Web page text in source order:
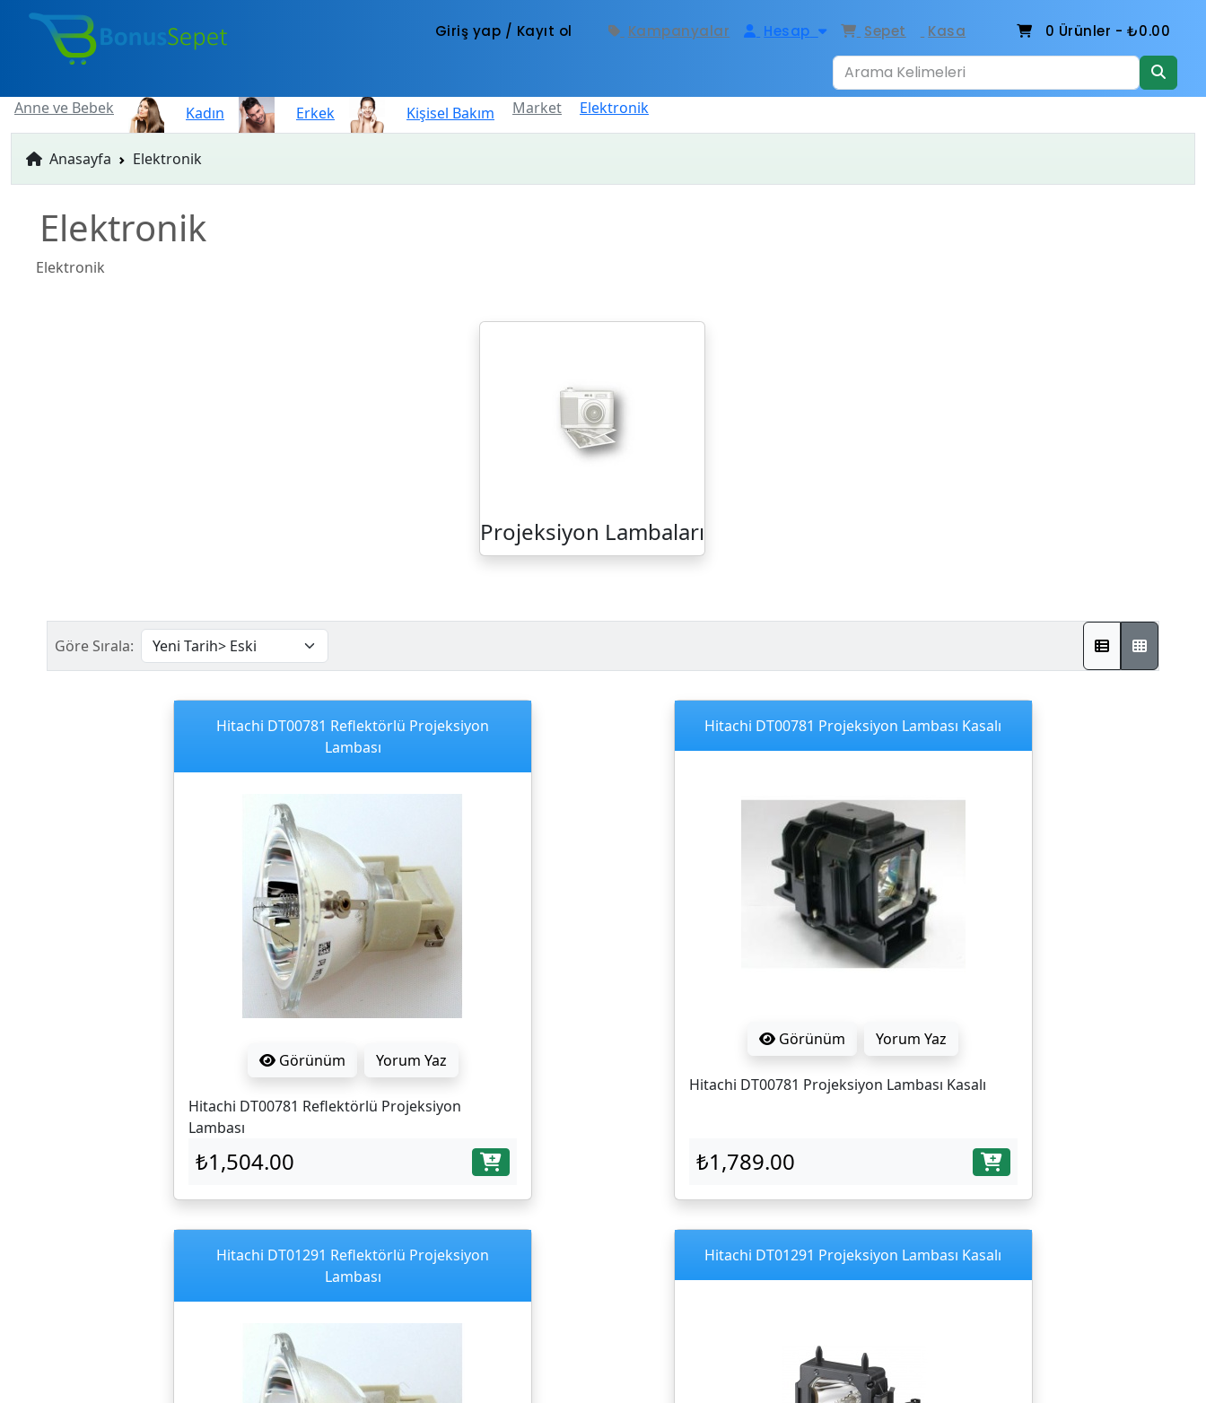
Giriş yap / Kayıt ol Kampanyalar Hesap Sepet Kasa 0 Ürünler - ₺0.00
Anne ve Bebek Kadın Erkek Kişisel Bakım Market Elektronik
Anasayfa Elektronik
Elektronik
Elektronik
Projeksiyon Lambaları
Göre Sırala:
Hitachi DT00781 Reflektörlü Projeksiyon
Lambası
Görünüm Yorum Yaz
Hitachi DT00781 Reflektörlü Projeksiyon
Lambası
₺1,504.00
Hitachi DT00781 Projeksiyon Lambası Kasalı
Görünüm Yorum Yaz
Hitachi DT00781 Projeksiyon Lambası Kasalı
₺1,789.00
Hitachi DT01291 Reflektörlü Projeksiyon
Lambası
Hitachi DT01291 Projeksiyon Lambası Kasalı